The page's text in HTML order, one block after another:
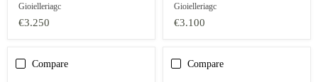
Gioielleriagc
€3.250
Gioielleriagc
€3.100
Compare Compare